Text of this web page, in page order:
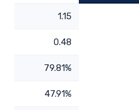
1.15
0.48
79.81%
47.91%